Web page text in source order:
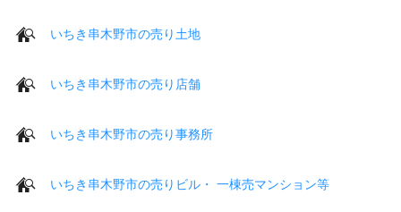
いちき串木野市の売り土地
いちき串木野市の売り店舗
いちき串木野市の売り事務所
いちき串木野市の売りビル・ 一棟売マンション等